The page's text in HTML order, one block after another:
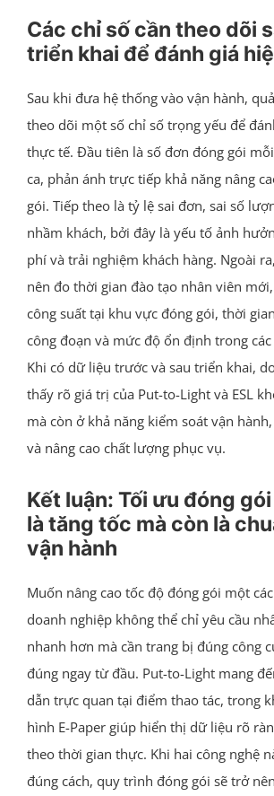
Các chỉ số cần theo dõi
triển khai để đánh giá
Sau khi đưa hệ thống vào vận hành,
theo dõi một số chỉ số trọng yếu để
thực tế. Đầu tiên là số đơn đóng gói
ca, phản ánh trực tiếp khả năng nâng
gói. Tiếp theo là tỷ lệ sai đơn, sai số
nhầm khách, bởi đây là yếu tố ảnh
phí và trải nghiệm khách hàng. Ngoài
nên đo thời gian đào tạo nhân viên
công suất tại khu vực đóng gói, thời
công đoạn và mức độ ổn định trong
Khi có dữ liệu trước và sau triển khai,
thấy rõ giá trị của Put-to-Light và ESL
mà còn ở khả năng kiểm soát vận
và nâng cao chất lượng phục vụ.
Kết luận: Tối ưu đóng
là tăng tốc mà còn là
vận hành
Muốn nâng cao tốc độ đóng gói một
doanh nghiệp không thể chỉ yêu cầu
nhanh hơn mà cần trang bị đúng công
đúng ngay từ đầu. Put-to-Light mang
dẫn trực quan tại điểm thao tác, trong
hình E-Paper giúp hiển thị dữ liệu rõ
theo thời gian thực. Khi hai công nghệ
đúng cách, quy trình đóng gói sẽ trở